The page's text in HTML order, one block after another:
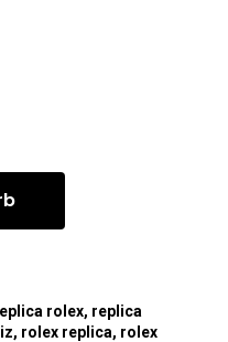
rolex, replica
, rolex replica, rolex